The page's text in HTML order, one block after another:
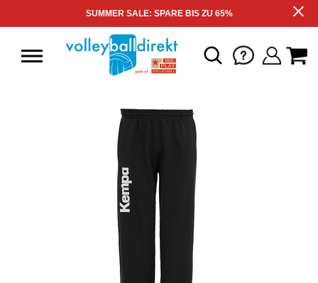
SUMMER SALE: SPARE BIS ZU 65%